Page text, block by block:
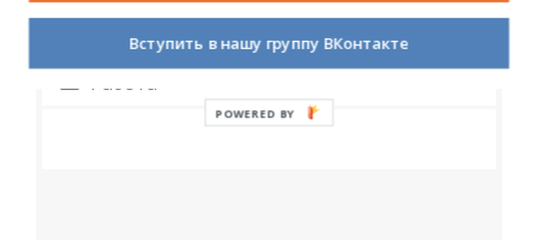
Работа
Вступить в нашу группу ВКонтакте
POWERED BY